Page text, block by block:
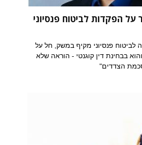
על הפקדות לביטוח פנסיוני
לביטוח פנסיוני מקיף במשק, חל על
בבחינת דין קוגנטי - הוראה שלא
הצדדים"